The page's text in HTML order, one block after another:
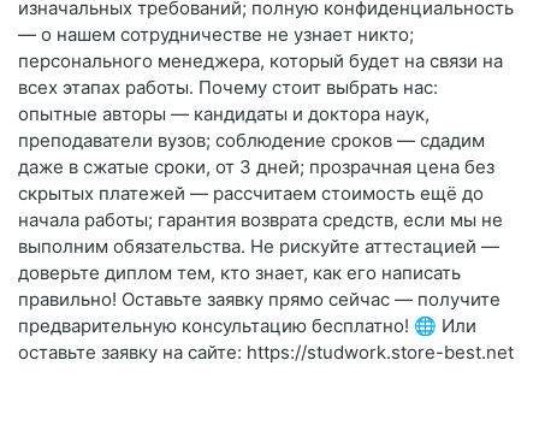
изначальных требований; полную конфиденциальность
— о нашем сотрудничестве не узнает никто;
персонального менеджера, который будет на связи на
всех этапах работы. Почему стоит выбрать нас:
опытные авторы — кандидаты и доктора наук,
преподаватели вузов; соблюдение сроков — сдадим
даже в сжатые сроки, от 3 дней; прозрачная цена без
скрытых платежей — рассчитаем стоимость ещё до
начала работы; гарантия возврата средств, если мы не
выполним обязательства. Не рискуйте аттестацией —
доверьте диплом тем, кто знает, как его написать
правильно! Оставьте заявку прямо сейчас — получите
предварительную консультацию бесплатно! 🌐 Или
оставьте заявку на сайте: https://studwork.store-best.net